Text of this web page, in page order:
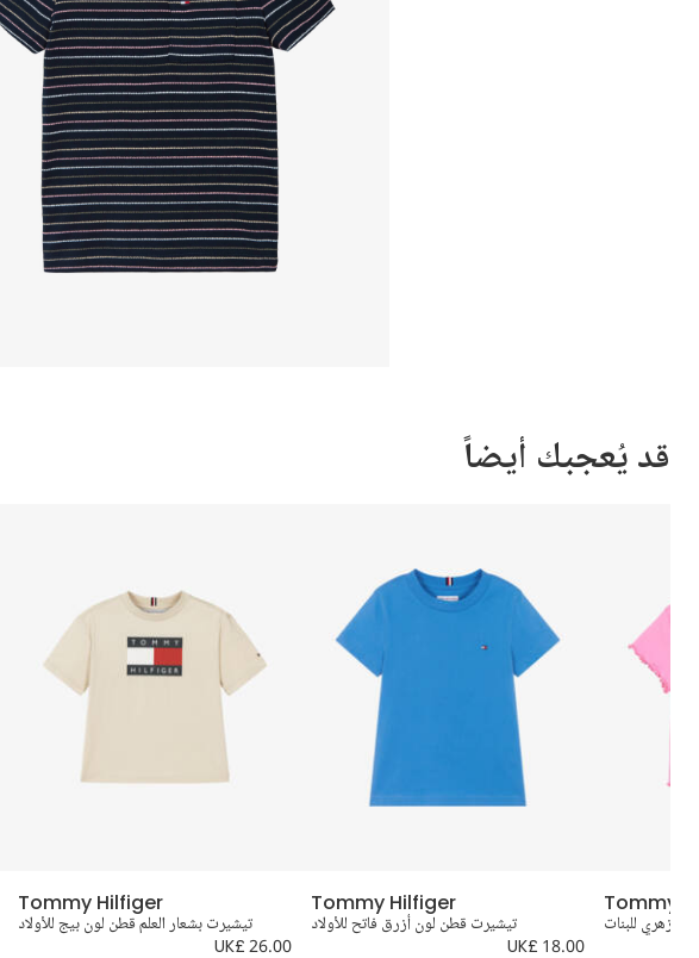
قد يُعجبك أيضاً
Tommy Hilfiger
تيشيرت بشعار العلم قطن لون بيج للأولاد
UK£ 26.00
Tommy Hilfiger
تيشيرت قطن لون أزرق فاتح للأولاد
UK£ 18.00
Tommy
زهري للبنات